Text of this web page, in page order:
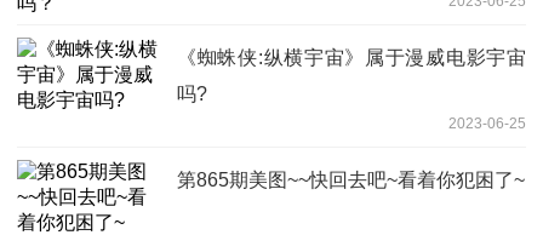
《蜘蛛侠:纵横宇宙》属于漫威电影宇宙
吗?
2023-06-25
第865期美图~~快回去吧~看着你犯困了~